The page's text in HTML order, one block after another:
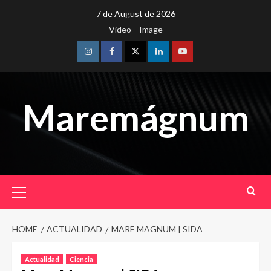
7 de August de 2026
Video
Image
InstagramFacebookTwitterLinkedinYoutube
Maremágnum
Menu
HOME ACTUALIDAD MARE MAGNUM | SIDA
Actualidad Ciencia